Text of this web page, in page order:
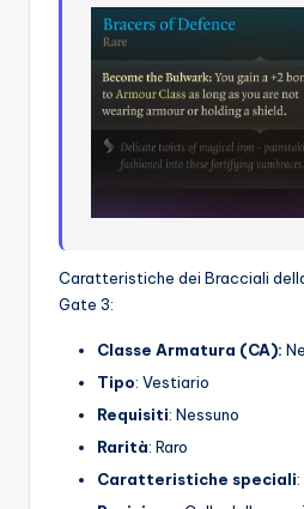
Caratteristiche dei Bracciali
Gate 3:
Classe Armatura (CA):
Tipo: Vestiario
Requisiti: Nessuno
Rarità: Raro
Caratteristiche speciali